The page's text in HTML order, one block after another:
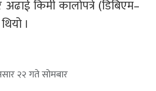
किमी कालोपत्रे (डिबिएम–
।
२२ गते सोमबार